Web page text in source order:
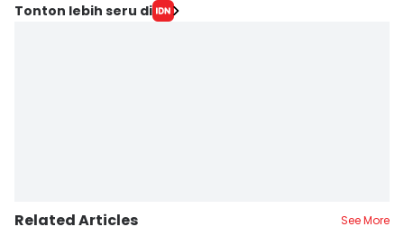
Tonton lebih seru di
Related Articles See More